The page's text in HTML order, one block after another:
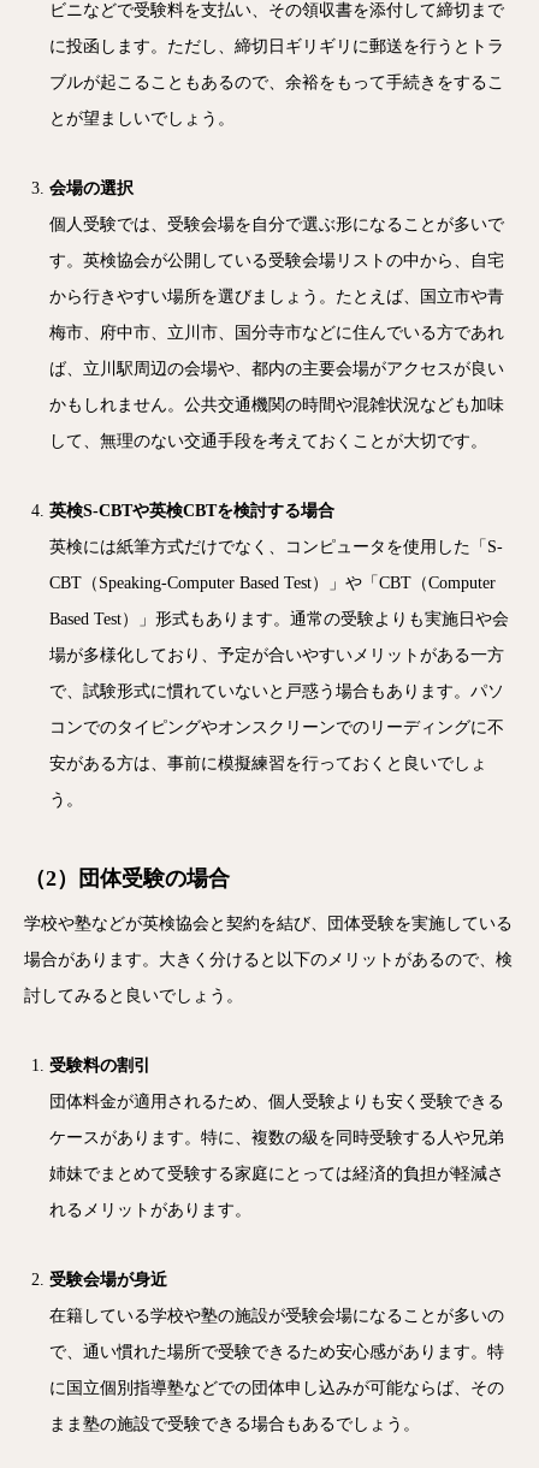
ビニなどで受験料を支払い、その領収書を添付して締切まで
に投函します。ただし、締切日ギリギリに郵送を行うとトラ
ブルが起こることもあるので、余裕をもって手続きをするこ
とが望ましいでしょう。
会場の選択
個人受験では、受験会場を自分で選ぶ形になることが多いで
す。英検協会が公開している受験会場リストの中から、自宅
から行きやすい場所を選びましょう。たとえば、国立市や青
梅市、府中市、立川市、国分寺市などに住んでいる方であれ
ば、立川駅周辺の会場や、都内の主要会場がアクセスが良い
かもしれません。公共交通機関の時間や混雑状況なども加味
して、無理のない交通手段を考えておくことが大切です。
英検S-CBTや英検CBTを検討する場合
英検には紙筆方式だけでなく、コンピュータを使用した「S-
CBT（Speaking-Computer Based Test）」や「CBT（Computer
Based Test）」形式もあります。通常の受験よりも実施日や会
場が多様化しており、予定が合いやすいメリットがある一方
で、試験形式に慣れていないと戸惑う場合もあります。パソ
コンでのタイピングやオンスクリーンでのリーディングに不
安がある方は、事前に模擬練習を行っておくと良いでしょ
う。
（2）団体受験の場合
学校や塾などが英検協会と契約を結び、団体受験を実施している
場合があります。大きく分けると以下のメリットがあるので、検
討してみると良いでしょう。
受験料の割引
団体料金が適用されるため、個人受験よりも安く受験できる
ケースがあります。特に、複数の級を同時受験する人や兄弟
姉妹でまとめて受験する家庭にとっては経済的負担が軽減さ
れるメリットがあります。
受験会場が身近
在籍している学校や塾の施設が受験会場になることが多いの
で、通い慣れた場所で受験できるため安心感があります。特
に国立個別指導塾などでの団体申し込みが可能ならば、その
まま塾の施設で受験できる場合もあるでしょう。